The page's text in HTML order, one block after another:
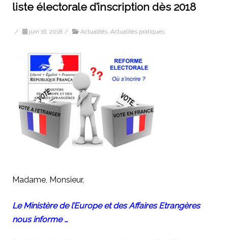
liste électorale d’inscription dès 2018
/ juin 16, 2018 / Actualités, Actualités pratiques
Madame, Monsieur,
Le Ministère de l’Europe et des Affaires Etrangères
nous informe …